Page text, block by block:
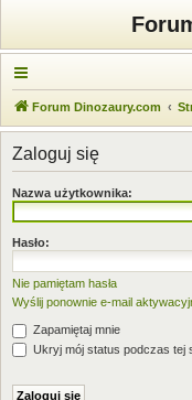
Forum Dinozaury.com
Zaloguj się
Nazwa użytkownika:
Hasło:
Nie pamiętam hasła
Wyślij ponownie e-mail
Zapamiętaj mnie
Ukryj mój status podczas tej